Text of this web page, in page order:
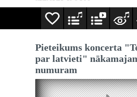
Pieteikums koncerta
par latvieti"
numuram